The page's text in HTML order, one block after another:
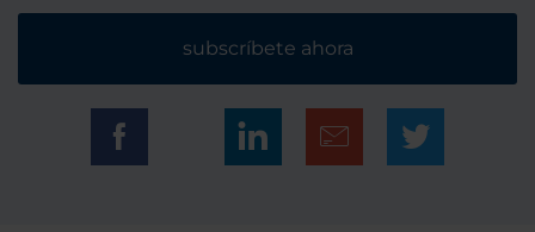
subscríbete ahora